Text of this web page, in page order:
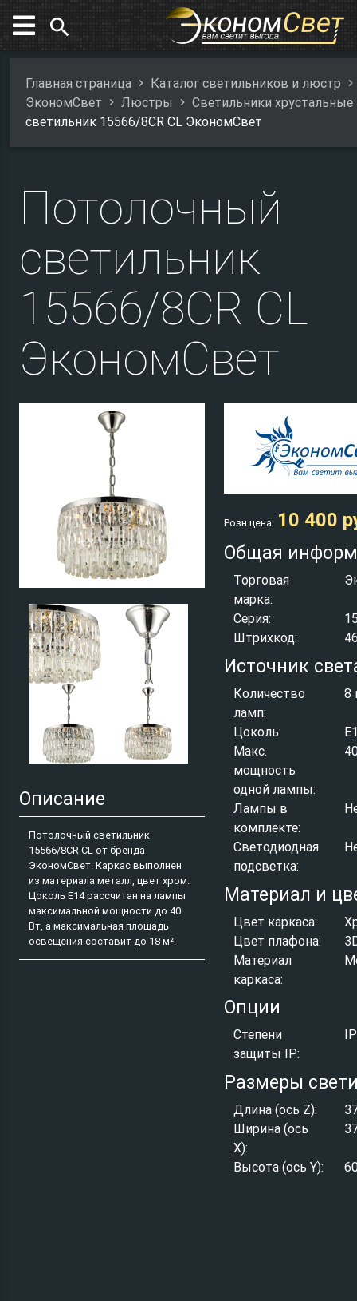
search
Главная страница
Каталог светильников и люстр
ЭкономСвет
Люстры
Светильники хрустальные
светильник 15566/8CR CL ЭкономСвет
Потолочный
светильник
15566/8CR CL
ЭкономСвет
Описание
Потолочный светильник
15566/8CR CL от бренда
ЭкономСвет. Каркас выполнен
из материала металл, цвет хром.
Цоколь E14 рассчитан на лампы
максимальной мощности до 40
Вт, а максимальная площадь
освещения составит до 18 м².
Розн.цена: 10 400
Общая
Торговая
марка:
Серия:
Штрихкод:
Источник
Количество
ламп:
8
Цоколь:
Макс.
мощность
одной лампы:
Лампы в
комплекте:
Светодиодная
подсветка:
Материал и
Цвет каркаса:
Цвет плафона:
Материал
каркаса:
Опции
Степени
защиты IP:
Размеры
Длина (ось Z):
Ширина (ось
X):
Высота (ось Y):